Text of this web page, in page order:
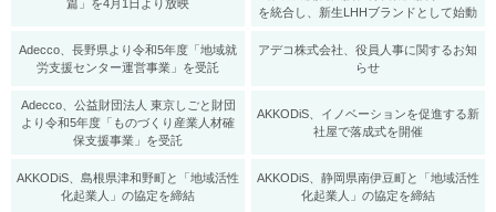
篇」を4月1日より放映
を統合し、新生LHHブランドとして始動
Adecco、長野県より令和5年度「地域就
労支援センター運営事業」を受託
アデコ株式会社、役員人事に関するお知
らせ
Adecco、公益財団法人 東京しごと財団
より令和5年度「ものづくり産業人材確
保支援事業」を受託
AKKODiS、イノベーションを促進する新
社屋で落成式を開催
AKKODiS、島根県津和野町と「地域活性
化起業人」の協定を締結
AKKODiS、静岡県南伊豆町と「地域活性
化起業人」の協定を締結